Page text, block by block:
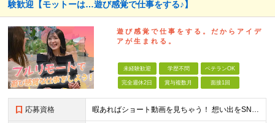
験歓迎【モットーは…遊び感覚で仕事をする♪】
遊 び 感 覚 で 仕 事 を す る 。 だ か ら ア イ デ
ア が 生 ま れ る 。
未経験歓迎 学歴不問 ベテランOK
完全週休2日 賞与複数月 面接1回
応募資格 暇あればショート動画を見ちゃう！ 想い出をSNSにアップしちゃう！ 【そんな方が活躍できる会社です！！】 ＝＝＝ 今 の 仕 事 を 続 け て い て も 何 者 に も な れ な い 。